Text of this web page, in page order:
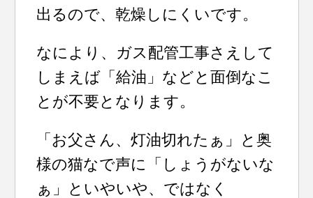
出るので、乾燥しにくいです。
なにより、ガス配管工事さえして
しまえば「給油」などと面倒なこ
とが不要となります。
「お父さん、灯油切れたぁ」と奥
様の猫なで声に「しょうがないな
ぁ」といやいや、ではなく